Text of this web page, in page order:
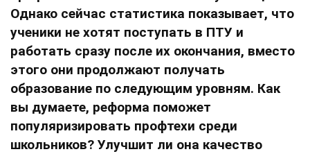
Однако сейчас статистика показывает, что
ученики не хотят поступать в ПТУ и
работать сразу после их окончания, вместо
этого они продолжают получать
образование по следующим уровням. Как
вы думаете, реформа поможет
популяризировать профтехи среди
школьников? Улучшит ли она качество